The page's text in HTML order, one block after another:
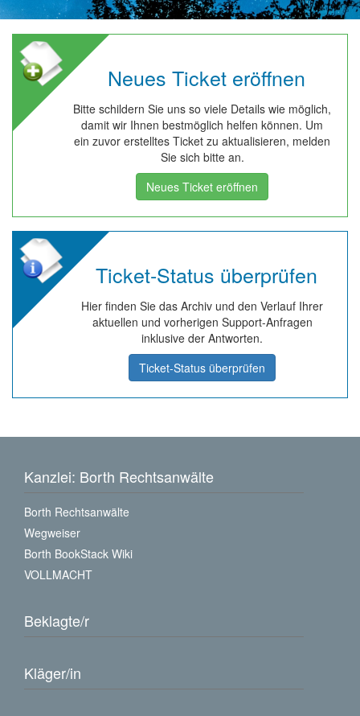
Neues Ticket eröffnen
Bitte schildern Sie uns so viele Details wie möglich,
damit wir Ihnen bestmöglich helfen können. Um
ein zuvor erstelltes Ticket zu aktualisieren, melden
Sie sich bitte an.
Neues Ticket eröffnen
Ticket-Status überprüfen
Hier finden Sie das Archiv und den Verlauf Ihrer
aktuellen und vorherigen Support-Anfragen
inklusive der Antworten.
Ticket-Status überprüfen
Kanzlei: Borth Rechtsanwälte
Borth Rechtsanwälte
Wegweiser
Borth BookStack Wiki
VOLLMACHT
Beklagte/r
Kläger/in